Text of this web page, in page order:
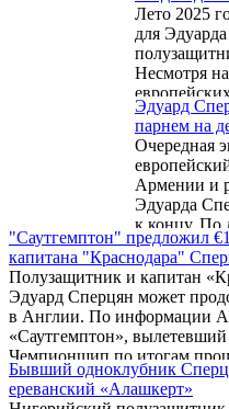
личных
Лето 2025
для
Несмотря
же
Может быть
является
есть доля
котировки,
наряду с
Эдуард
парнем на
Очередная
Армении и
Эдуарда
к концу. По
источников,
футболиста
состоится.
"Саутгемптон" предложил
капитана "Краснодара"
Полузащитник и капитан
Эдуард Сперцян может
в Англии. По информации
«Саутгемптон», вылетевший
Чемпионшип по итогам
сделал предложение
размере €12,5 млн за
Бывший одноклубник
ереванский «Алашкерт»